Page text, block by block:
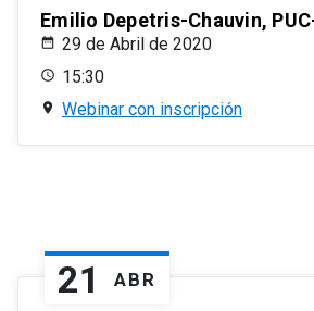
Emilio Depetris-Chauvin,
29 de Abril de 2020
15:30
Webinar con inscripción
21 ABR